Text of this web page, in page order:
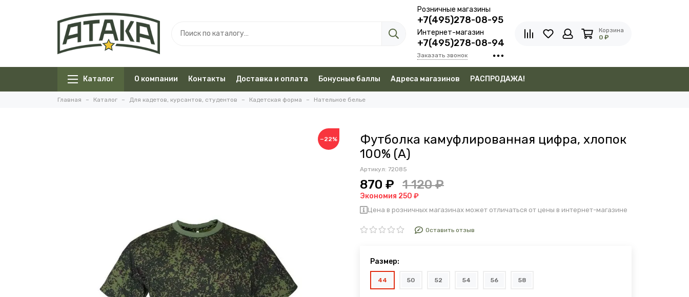
Розничные магазины
+7(495)278-08-95
Интернет-магазин
+7(495)278-08-94
Заказать звонок
Корзина
0 ₽
Каталог О компании Контакты Доставка и оплата Бонусные баллы Адреса магазинов РАСПРОДАЖА!
Главная Каталог Для кадетов, курсантов, студентов Кадетская форма Нательное белье
−22%
Футболка камуфлированная цифра, хлопок
100% (А)
Артикул: 72085
870 ₽ 1 120 ₽
Экономия 250 ₽
Цена в розничных магазинах может отличаться от цены в интернет-магазине
Оставить отзыв
Размер:
44 50 52 54 56 58